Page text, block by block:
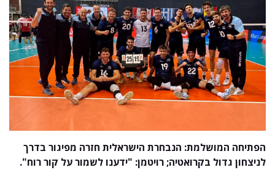
הפתיחה המושלמת: הנבחרת הישראלית חזרה מפיגור בדרך
לניצחון גדול בקרואטיה; רויטמן: "ידענו לשמור על קור רוח".